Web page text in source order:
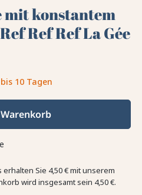
konstantem
Ref Ref La Gée
10 Tagen
erhalten Sie 4,50 €mit unserem
wird insgesamt sein 4,50 €.